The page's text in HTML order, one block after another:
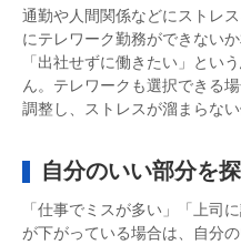
通勤や人間関係などにストレ
にテレワーク勤務ができない
「出社せずに働きたい」とい
ん。テレワークも選択できる
調整し、ストレスが溜まらな
自分のいい部分を
「仕事でミスが多い」「上司
が下がっている場合は、自分